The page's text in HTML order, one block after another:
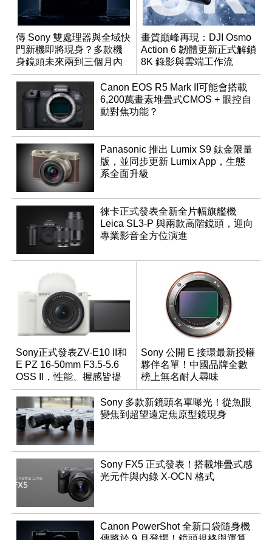
傳 Sony 雙處理器與全域快
門新機即將現身？多款機
身鏡頭未來兩到三個月內
有望登場
畫質巔峰再現：DJI Osmo
Action 6 韌體更新正式解鎖
8K 錄影與雲端工作流
Canon EOS R5 Mark II可能會搭載
6,200萬畫素堆疊式CMOS + 眼控自
動對焦功能？
Panasonic 推出 Lumix S9 鈦金限量
版，並同步更新 Lumix App，生態
系全面升級
徠卡正式發表全新全片幅旗艦機
Leica SL3-P 與兩款高階鏡頭，迎向
專業影音全方位演進
Sony正式發表ZV-E10 II和
E PZ 16-50mm F3.5-5.6
OSS II，性能、握感皆提
升！
Sony 公開 E 接環最新授權
夥伴名單！中國品牌全數
榜上無名耐人尋味
Sony 多款新鏡頭名單曝光！從魚眼
變焦到超望遠定焦原型鏡現身
Sony FX5 正式發表！搭載堆疊式感
光元件與內錄 X-OCN 格式
Canon PowerShot 全新口袋隨身機